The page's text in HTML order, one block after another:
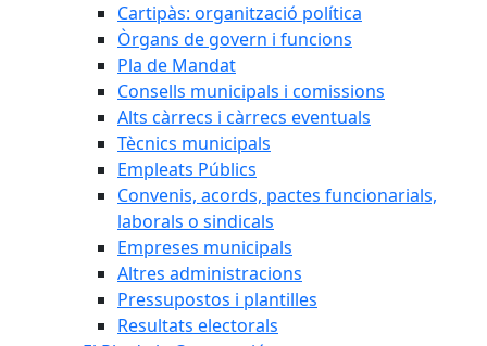
Cartipàs: organització política
Òrgans de govern i funcions
Pla de Mandat
Consells municipals i comissions
Alts càrrecs i càrrecs eventuals
Tècnics municipals
Empleats Públics
Convenis, acords, pactes funcionarials,
laborals o sindicals
Empreses municipals
Altres administracions
Pressupostos i plantilles
Resultats electorals